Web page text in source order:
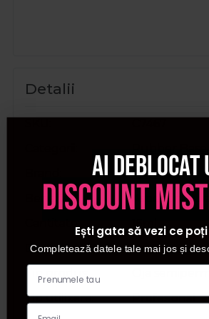
Detalii
Cupio
Beneficii
Aspect
15ml
Destinat pentru
Unghii
Tip produs
Tip utilizare
Profesional
Ai deblocat
discount
Ești gata să vezi ce
Completează datele tale mai jos și